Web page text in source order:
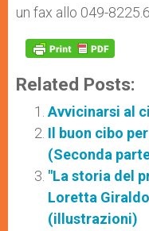
un fax allo 049-
Related Posts:
Avvicinarsi al
Il buon cibo
(Seconda
"La storia del
Loretta
(illustrazioni)